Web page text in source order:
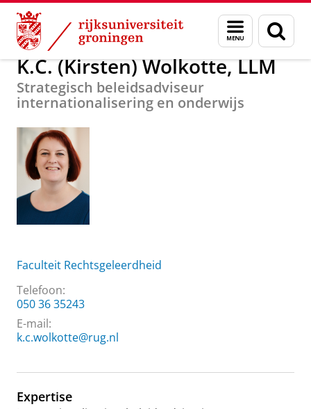
Skip
Content
Skip
Navigation
Menu
en
zoeken
Over ons K.C. (Kirsten) Wolkotte, LLM
K.C. (Kirsten) Wolkotte, LLM
Strategisch beleidsadviseur
internationalisering en onderwijs
Faculteit Rechtsgeleerdheid
Telefoon:
050 36 35243
E-mail:
k.c.wolkotte@rug.nl
Expertise